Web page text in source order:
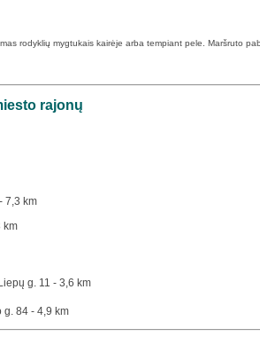
rodyklių mygtukais kairėje arba tempiant pele. Maršruto
rajonų
7,3 km
km
g. 11 - 3,6 km
g. 84 - 4,9 km